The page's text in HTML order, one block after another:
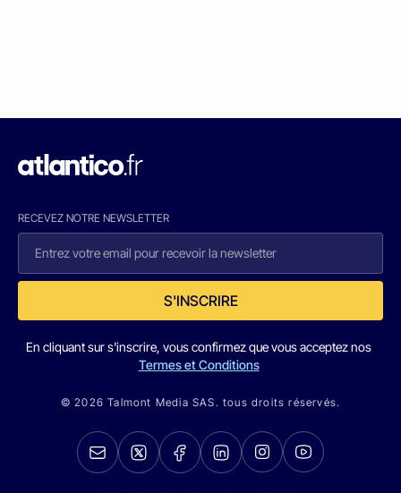
RECEVEZ NOTRE NEWSLETTER
S'INSCRIRE
En cliquant sur s'inscrire, vous confirmez que vous acceptez nos
Termes et Conditions
© 2026 Talmont Media SAS. tous droits réservés.